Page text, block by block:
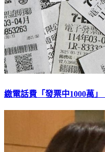
繳電話費「發票中1000萬